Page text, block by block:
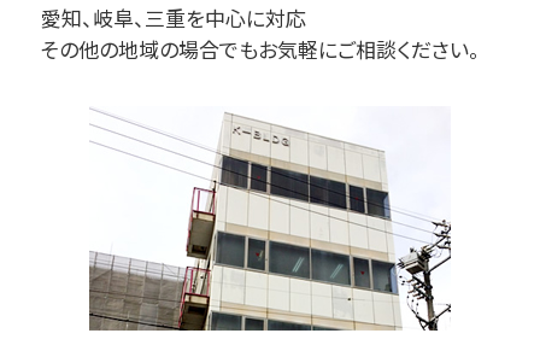
愛知、岐阜、三重を中心に対応
その他の地域の場合でもお気軽にご相談ください。